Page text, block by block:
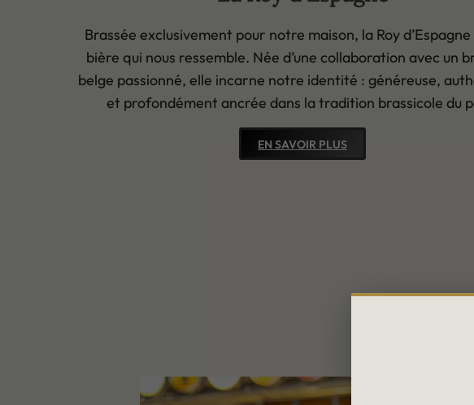
Brassée exclusivement pour notre maison, la Roy
bière qui nous ressemble. Née d’une collaboration avec un
belge passionné, elle incarne notre identité : généreuse,
et profondément ancrée dans la tradition brassicole du
EN SAVOIR PLUS